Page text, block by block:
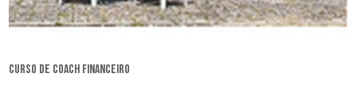
curso de coach financeiro